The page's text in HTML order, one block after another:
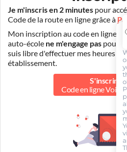
Je m'inscris en 2 minutes pour
Code de la route en ligne grâce à
Mon inscription au code en ligne
auto-école ne m'engage pas pour
suis libre d'effectuer mes heures
établissement.
S'inscrire
Code en ligne